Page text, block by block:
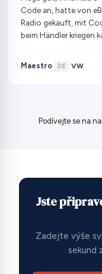
Code an, hatte von
Radio gekauft, mit
beim Händler kriegen
Maestro· DE ·VW
Podívejte se na
Jste
Zadejte výše
sekund